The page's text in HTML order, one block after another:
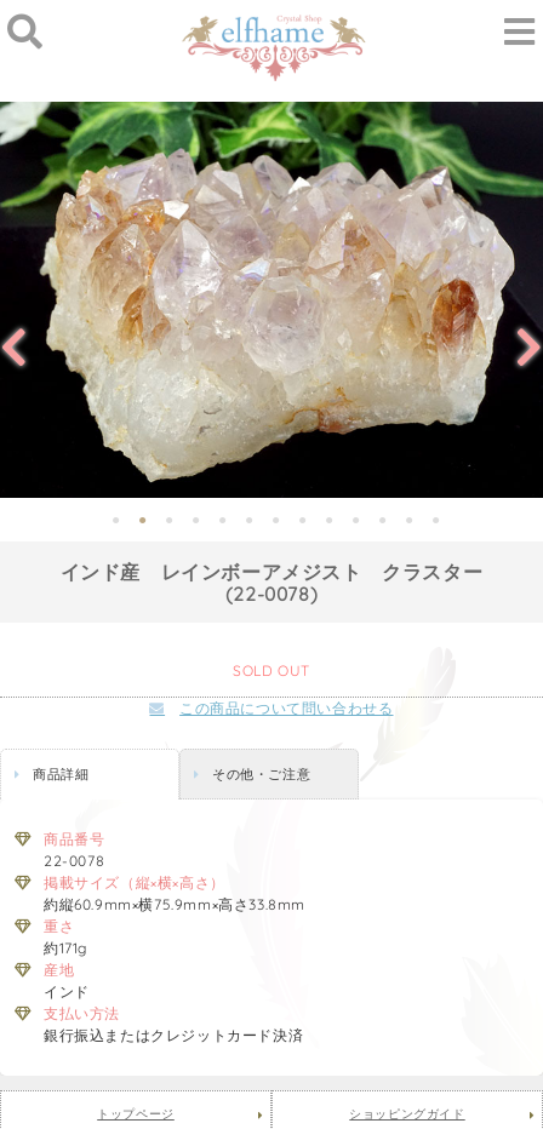
インド産 レインボーアメジスト クラスター
(22-0078)
SOLD OUT
この商品について問い合わせる
商品詳細 その他・ご注意
商品番号
22-0078
掲載サイズ（縦×横×高さ）
約縦60.9mm×横75.9mm×高さ33.8mm
重さ
約171g
産地
インド
支払い方法
銀行振込またはクレジットカード決済
トップページ ショッピングガイド